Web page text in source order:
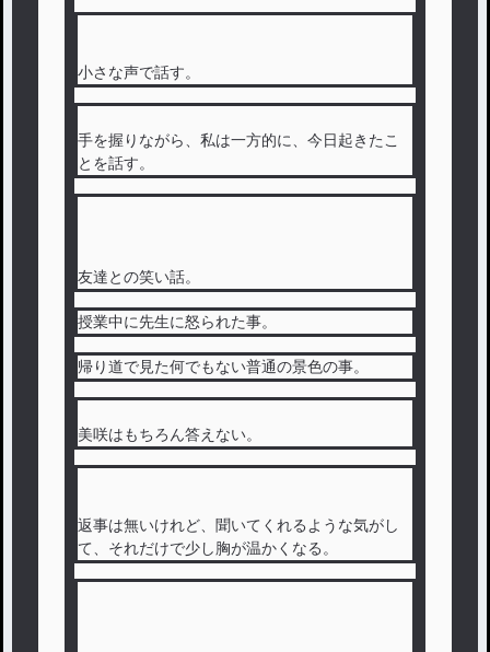
小さな声で話す。
手を握りながら、私は一方的に、今日起きたこ
とを話す。
友達との笑い話。
授業中に先生に怒られた事。
帰り道で見た何でもない普通の景色の事。
美咲はもちろん答えない。
返事は無いけれど、聞いてくれるような気がし
て、それだけで少し胸が温かくなる。